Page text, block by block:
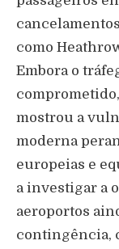
como
Embora o
mostrou a
moderna
europeias e
a investigar a
aeroportos
contingência,